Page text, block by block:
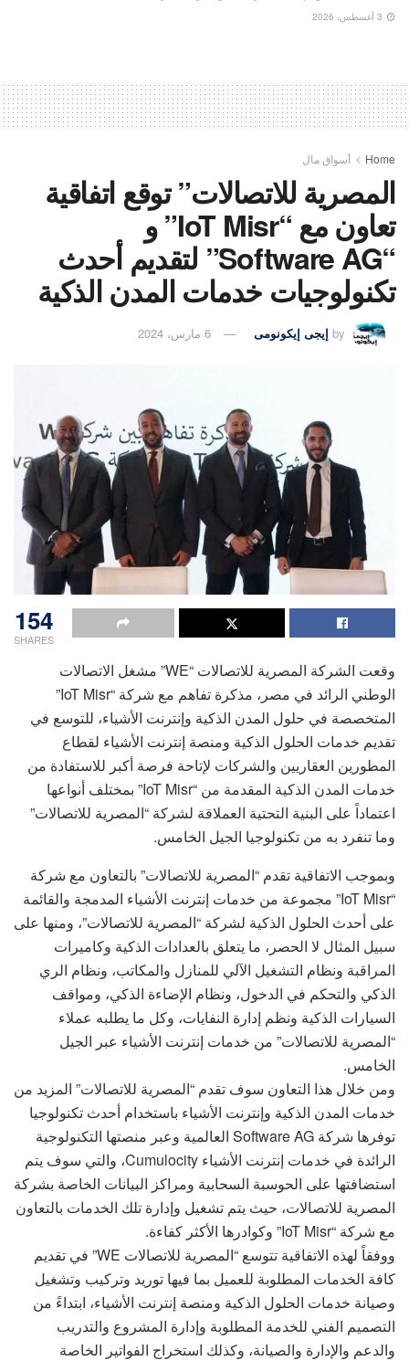
Home أسواق مال
المصرية للاتصالات” توقع اتفاقية
تعاون مع “IoT Misr” و
“Software AG” لتقديم أحدث
تكنولوجيات خدمات المدن الذكية
by إيجى إيكونومى 6 مارس، 2024
154
SHARES
وقعت الشركة المصرية للاتصالات “WE” مشغل الاتصالات
الوطني الرائد في مصر، مذكرة تفاهم مع شركة “IoT Misr”
المتخصصة في حلول المدن الذكية وإنترنت الأشياء، للتوسع في
تقديم خدمات الحلول الذكية ومنصة إنترنت الأشياء لقطاع
المطورين العقاريين والشركات لإتاحة فرصة أكبر للاستفادة من
خدمات المدن الذكية المقدمة من “IoT Misr” بمختلف أنواعها
اعتماداً على البنية التحتية العملاقة لشركة “المصرية للاتصالات”
وما تنفرد به من تكنولوجيا الجيل الخامس.
وبموجب الاتفاقية تقدم “المصرية للاتصالات” بالتعاون مع شركة
“IoT Misr” مجموعة من خدمات إنترنت الأشياء المدمجة والقائمة
على أحدث الحلول الذكية لشركة “المصرية للاتصالات”، ومنها على
سبيل المثال لا الحصر، ما يتعلق بالعدادات الذكية وكاميرات
المراقبة ونظام التشغيل الآلي للمنازل والمكاتب، ونظام الري
الذكي والتحكم في الدخول، ونظام الإضاءة الذكي، ومواقف
السيارات الذكية ونظم إدارة النفايات، وكل ما يطلبه عملاء
“المصرية للاتصالات” من خدمات إنترنت الأشياء عبر الجيل
الخامس.
ومن خلال هذا التعاون سوف تقدم “المصرية للاتصالات” المزيد من
خدمات المدن الذكية وإنترنت الأشياء باستخدام أحدث تكنولوجيا
توفرها شركة Software AG العالمية وعبر منصتها التكنولوجية
الرائدة في خدمات إنترنت الأشياء Cumulocity، والتي سوف يتم
استضافتها على الحوسبة السحابية ومراكز البيانات الخاصة بشركة
المصرية للاتصالات، حيث يتم تشغيل وإدارة تلك الخدمات بالتعاون
مع شركة “IoT Misr” وكوادرها الأكثر كفاءة.
ووفقاً لهذه الاتفاقية تتوسع “المصرية للاتصالات WE” في تقديم
كافة الخدمات المطلوبة للعميل بما فيها توريد وتركيب وتشغيل
وصيانة خدمات الحلول الذكية ومنصة إنترنت الأشياء، ابتداءً من
التصميم الفني للخدمة المطلوبة وإدارة المشروع والتدريب
والدعم والإدارة والصيانة، وكذلك استخراج الفواتير الخاصة